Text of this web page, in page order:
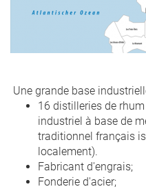
Une grande base
16 distilleries de
industriel à base de
traditionnel français
localement).
Fabricant d'engrais;
Fonderie d'acier;